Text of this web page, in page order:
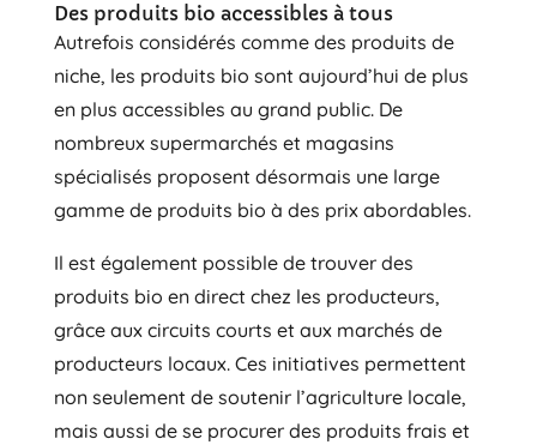
Des produits bio accessibles à tous
Autrefois considérés comme des produits de
niche, les produits bio sont aujourd’hui de plus
en plus accessibles au grand public. De
nombreux supermarchés et magasins
spécialisés proposent désormais une large
gamme de produits bio à des prix abordables.
Il est également possible de trouver des
produits bio en direct chez les producteurs,
grâce aux circuits courts et aux marchés de
producteurs locaux. Ces initiatives permettent
non seulement de soutenir l’agriculture locale,
mais aussi de se procurer des produits frais et